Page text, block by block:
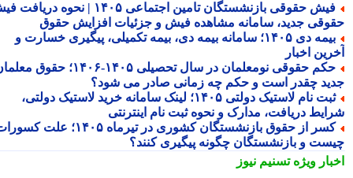
فیش حقوقی بازنشستگان تامین اجتماعی ۱۴۰۵ | نحوه دریافت فیش
جدید، سامانه مشاهده فیش و جزئیات افزایش حقوق
بیمه دی ۱۴۰۵؛ سامانه بیمه دی، بیمه تکمیلی، پیگیری خسارت و
اخبار
حکم حقوقی نومعلمان در سال تحصیلی ۱۴۰۵-۱۴۰۶؛ حقوق معلمان
چقدر است و حکم چه زمانی صادر می شود؟
ثبت نام لاستیک دولتی ۱۴۰۵؛ لینک سامانه خرید لاستیک دولتی،
دریافت، مدارک و نحوه ثبت نام اینترنتی
کسر از حقوق بازنشستگان کشوری در تیرماه ۱۴۰۵؛ علت کسورات
و بازنشستگان چگونه پیگیری کنند؟
ویژهتسنیم نیوز